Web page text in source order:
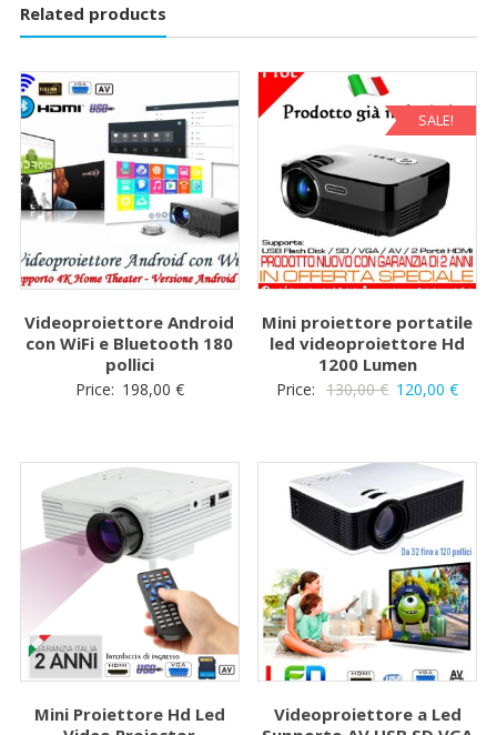
Related products
Videoproiettore Android
con WiFi e Bluetooth 180
pollici
Price: 198,00 €
SALE!
Mini proiettore portatile
led videoproiettore Hd
1200 Lumen
Price: 130,00€ Il
130,00 €.
120,00€Il
Mini Proiettore Hd Led
Videoproiettore a Led